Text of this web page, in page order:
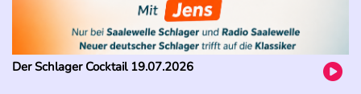
Der Schlager Cocktail 19.07.2026